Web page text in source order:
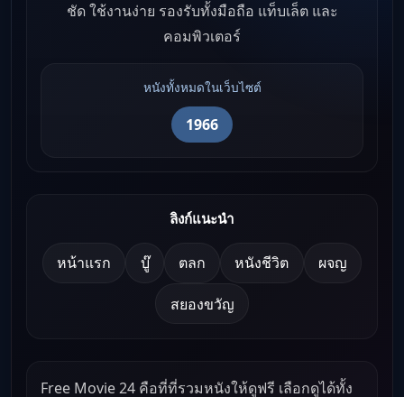
ชัด ใช้งานง่าย รองรับทั้งมือถือ แท็บเล็ต และ
คอมพิวเตอร์
หนังทั้งหมดในเว็บไซต์
1966
ลิงก์แนะนำ
หน้าแรก บู๊ ตลก หนังชีวิต ผจญ
สยองขวัญ
Free Movie 24 คือที่ที่รวมหนังให้ดูฟรี เลือกดูได้ทั้ง